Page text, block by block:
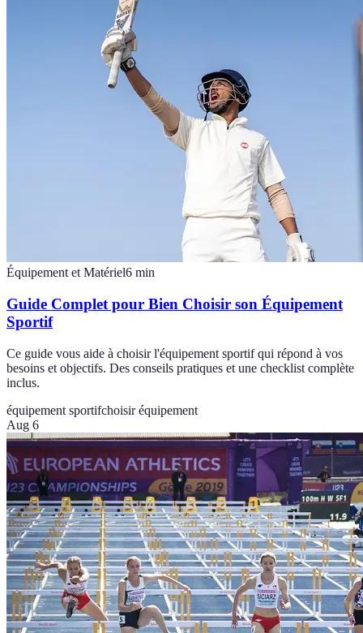
Équipement et Matériel6 min
Guide Complet pour Bien Choisir son Équipement
Sportif
Ce guide vous aide à choisir l'équipement sportif qui répond à vos
besoins et objectifs. Des conseils pratiques et une checklist complète
inclus.
équipement sportifchoisir équipement
Aug 6